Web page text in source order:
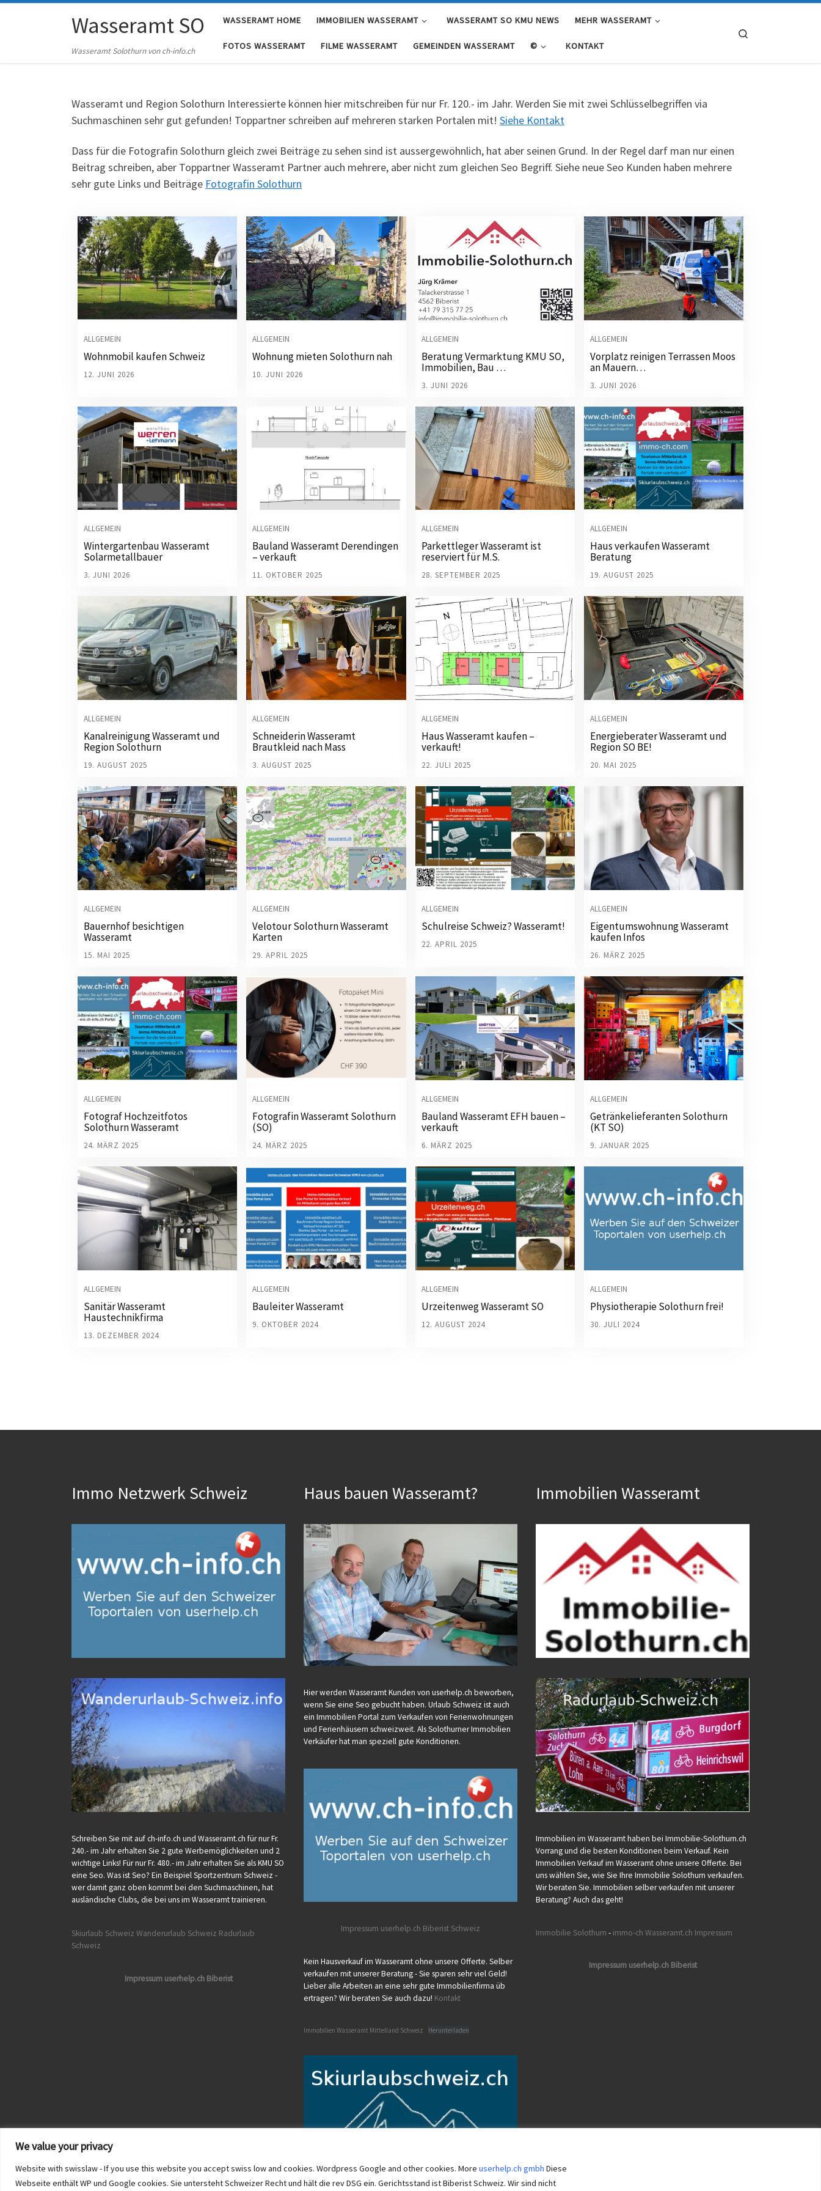
We value your privacy
Website with swisslaw - If you use this website you accept swiss low and cookies. Wordpress Google and other cookies. More userhelp.ch gmbh Diese
Webseite enthält WP und Google cookies. Sie untersteht Schweizer Recht und hält die rev DSG ein. Gerichtsstand ist Biberist Schweiz. Wir sind nicht
Skip to contentWasseramt SO
Wasseramt Solothurn von ch-info.ch
WASSERAMT HOME IMMOBILIEN WASSERAMT WASSERAMT SO KMU NEWS MEHR WASSERAMT
FOTOS WASSERAMT FILME WASSERAMT GEMEINDEN WASSERAMT © KONTAKT
Wasseramt und Region Solothurn Interessierte können hier mitschreiben für nur Fr. 120.- im Jahr. Werden Sie mit zwei Schlüsselbegriffen via
Suchmaschinen sehr gut gefunden! Toppartner schreiben auf mehreren starken Portalen mit! Siehe Kontakt
Dass für die Fotografin Solothurn gleich zwei Beiträge zu sehen sind ist aussergewöhnlich, hat aber seinen Grund. In der Regel darf man nur einen
Beitrag schreiben, aber Toppartner Wasseramt Partner auch mehrere, aber nicht zum gleichen Seo Begriff. Siehe neue Seo Kunden haben mehrere
sehr gute Links und Beiträge Fotografin Solothurn
ALLGEMEIN
Wohnmobil kaufen Schweiz
12. JUNI 2026
ALLGEMEIN
Wohnung mieten Solothurn nah
10. JUNI 2026
ALLGEMEIN
Beratung Vermarktung KMU SO,
Immobilien, Bau …
3. JUNI 2026
ALLGEMEIN
Vorplatz reinigen Terrassen Moos
an Mauern…
3. JUNI 2026
ALLGEMEIN
Wintergartenbau Wasseramt
Solarmetallbauer
3. JUNI 2026
ALLGEMEIN
Bauland Wasseramt Derendingen
– verkauft
11. OKTOBER 2025
ALLGEMEIN
Parkettleger Wasseramt ist
reserviert für M.S.
28. SEPTEMBER 2025
ALLGEMEIN
Haus verkaufen Wasseramt
Beratung
19. AUGUST 2025
ALLGEMEIN
Kanalreinigung Wasseramt und
Region Solothurn
19. AUGUST 2025
ALLGEMEIN
Schneiderin Wasseramt
Brautkleid nach Mass
3. AUGUST 2025
ALLGEMEIN
Haus Wasseramt kaufen –
verkauft!
22. JULI 2025
ALLGEMEIN
Energieberater Wasseramt und
Region SO BE!
20. MAI 2025
ALLGEMEIN
Bauernhof besichtigen
Wasseramt
15. MAI 2025
ALLGEMEIN
Velotour Solothurn Wasseramt
Karten
29. APRIL 2025
ALLGEMEIN
Schulreise Schweiz? Wasseramt!
22. APRIL 2025
ALLGEMEIN
Eigentumswohnung Wasseramt
kaufen Infos
26. MÄRZ 2025
ALLGEMEIN
Fotograf Hochzeitfotos
Solothurn Wasseramt
24. MÄRZ 2025
ALLGEMEIN
Fotografin Wasseramt Solothurn
(SO)
24. MÄRZ 2025
ALLGEMEIN
Bauland Wasseramt EFH bauen –
verkauft
6. MÄRZ 2025
ALLGEMEIN
Getränkelieferanten Solothurn
(KT SO)
9. JANUAR 2025
ALLGEMEIN
Sanitär Wasseramt
Haustechnikfirma
13. DEZEMBER 2024
ALLGEMEIN
Bauleiter Wasseramt
9. OKTOBER 2024
ALLGEMEIN
Urzeitenweg Wasseramt SO
12. AUGUST 2024
ALLGEMEIN
Physiotherapie Solothurn frei!
30. JULI 2024
Immo Netzwerk Schweiz
Schreiben Sie mit auf ch-info.ch und Wasseramt.ch für nur Fr.
240.- im Jahr erhalten Sie 2 gute Werbemöglichkeiten und 2
wichtige Links! Für nur Fr. 480.- im Jahr erhalten Sie als KMU SO
eine Seo. Was ist Seo? Ein Beispiel Sportzentrum Schweiz -
wer damit ganz oben kommt bei den Suchmaschinen, hat
ausländische Clubs, die bei uns im Wasseramt trainieren.
Skiurlaub Schweiz Wanderurlaub Schweiz Radurlaub
Schweiz
Impressum userhelp.ch Biberist
Haus bauen Wasseramt?
Hier werden Wasseramt Kunden von userhelp.ch beworben,
wenn Sie eine Seo gebucht haben. Urlaub Schweiz ist auch
ein Immobilien Portal zum Verkaufen von Ferienwohnungen
und Ferienhäusern schweizweit. Als Solothurner Immobilien
Verkäufer hat man speziell gute Konditionen.
Impressum userhelp.ch Biberist Schweiz
Kein Hausverkauf im Wasseramt ohne unsere Offerte. Selber
verkaufen mit unserer Beratung - Sie sparen sehr viel Geld!
Lieber alle Arbeiten an eine sehr gute Immobilienfirma üb
ertragen? Wir beraten Sie auch dazu! Kontakt
Immobilien Wasseramt Mittelland Schweiz Herunterladen
Immobilien Wasseramt
Immobilien im Wasseramt haben bei Immobilie-Solothurn.ch
Vorrang und die besten Konditionen beim Verkauf. Kein
Immobilien Verkauf im Wasseramt ohne unsere Offerte. Bei
uns wählen Sie, wie Sie Ihre Immobilie Solothurn verkaufen.
Wir beraten Sie. Immobilien selber verkaufen mit unserer
Beratung? Auch das geht!
Immobilie Solothurn - immo-ch Wasseramt.ch Impressum
Impressum userhelp.ch Biberist